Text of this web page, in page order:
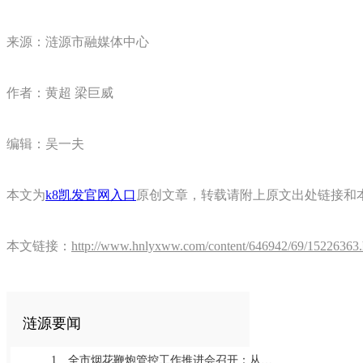
来源：涟源市融媒体中心
作者：黄超 梁巨威
编辑：吴一夫
本文为k8凯发官网入口 原创文章，转载请附上原文出处链接和
本文链接： http://www.hnlyxww.com/content/646942/69/
涟源要闻
1 全市烟花鞭炮管控工作推进会召开：从严从细抓好全链条管控推动工作常治长效